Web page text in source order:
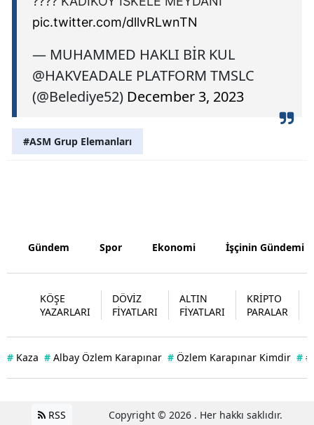
Karaman
Batman
Şırnak
pic.twitter.com/dllvRLwnTN
— MUHAMMED HAKLI BİR KUL
@HAKVEADALE PLATFORM TMSLC
(@Belediye52) December 3, 2023
#ASM Grup Elemanları
Gündem Spor Ekonomi İşçinin Gündemi
KÖŞE
YAZARLARI
DÖVİZ
FİYATLARI
ALTIN
FİYATLARI
KRİPTO
PARALAR
# Kaza # Albay Özlem Karapınar # Özlem Karapınar Kimdir #
RSS Copyright © 2026 . Her hakkı saklıdır.